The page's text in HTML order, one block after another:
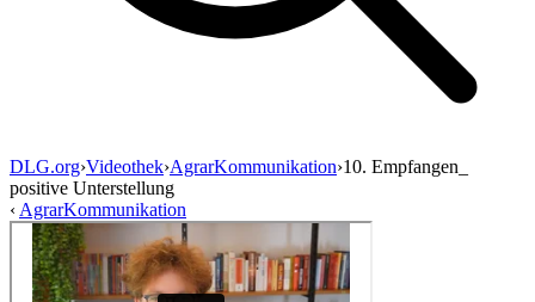
DLG.org›Videothek›AgrarKommunikation›10. Empfangen_
positive Unterstellung
‹ AgrarKommunikation